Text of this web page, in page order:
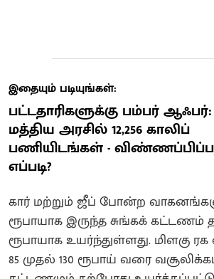
இதையும் படியுங்கள்:
பட்டதாரிகளுக்கு பம்பர் ஆஃபர்:
மத்திய அரசில் 12,256 காலிப்
பணியிடங்கள் -
எப்படி?
கார் மற்றும் ஜீப் போன்ற
ரூபாயாக இருந்த சுங்கக் கட்டணம்
ரூபாயாக உயர்ந்துள்ளது. மிளகு
85 முதல் 130 ரூபாய் வரை